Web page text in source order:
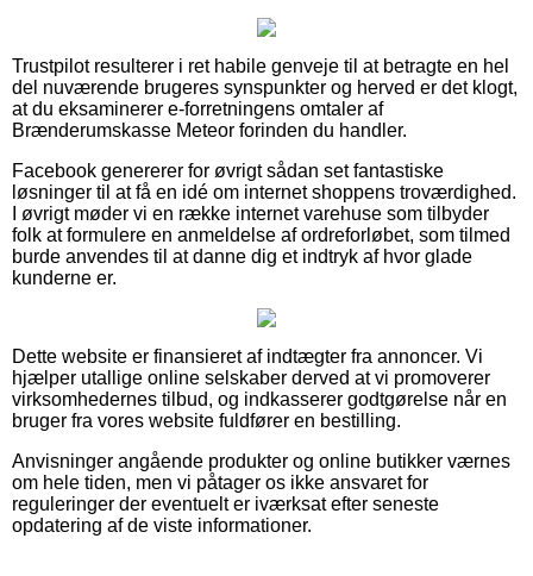
Trustpilot resulterer i ret habile genveje til at betragte en hel
del nuværende brugeres synspunkter og herved er det klogt,
at du eksaminerer e-forretningens omtaler af
Brænderumskasse Meteor forinden du handler.
Facebook genererer for øvrigt sådan set fantastiske
løsninger til at få en idé om internet shoppens troværdighed.
I øvrigt møder vi en række internet varehuse som tilbyder
folk at formulere en anmeldelse af ordreforløbet, som tilmed
burde anvendes til at danne dig et indtryk af hvor glade
kunderne er.
Dette website er finansieret af indtægter fra annoncer. Vi
hjælper utallige online selskaber derved at vi promoverer
virksomhedernes tilbud, og indkasserer godtgørelse når en
bruger fra vores website fuldfører en bestilling.
Anvisninger angående produkter og online butikker værnes
om hele tiden, men vi påtager os ikke ansvaret for
reguleringer der eventuelt er iværksat efter seneste
opdatering af de viste informationer.